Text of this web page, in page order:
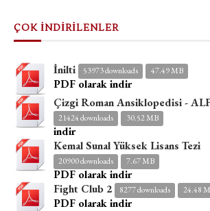
ÇOK İNDİRİLENLER
İnilti 53973 downloads 47.49 MB
PDF olarak indir
Çizgi Roman Ansiklopedisi -
21424 downloads 30.52 MB
indir
Kemal Sunal Yüksek Lisans Tezi
20900 downloads 7.67 MB
PDF olarak indir
Fight Club 2
8277 downloads 24.48
PDF olarak indir